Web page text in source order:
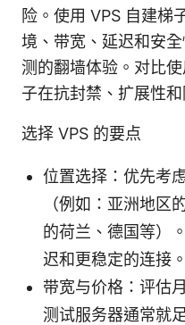
险。使用 VPS 自建梯
境、带宽、延迟和安
测的翻墙体验。对比
子在抗封禁、扩展性
选择 VPS 的要点
位置选择：优先考
（例如：亚洲地区
的荷兰、德国等）
迟和更稳定的连接。
带宽与价格：评估
测试服务器通常就